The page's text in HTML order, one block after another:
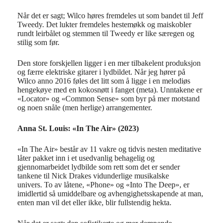
Når det er sagt; Wilco høres fremdeles ut som bandet til Jeff
Tweedy. Det lukter fremdeles hestemøkk og maiskobler
rundt leirbålet og stemmen til Tweedy er like særegen og
stilig som før.
Den store forskjellen ligger i en mer tilbakelent produksjon
og færre elektriske gitarer i lydbildet. Når jeg hører på
Wilco anno 2016 føles det litt som å ligge i en melodiøs
hengekøye med en kokosnøtt i fanget (meta). Unntakene er
«Locator» og «Common Sense» som byr på mer motstand
og noen snåle (men herlige) arrangementer.
Anna St. Louis: «In The Air» (2023)
«In The Air» består av 11 vakre og tidvis nesten meditative
låter pakket inn i et usedvanlig behagelig og
gjennomarbeidet lydbilde som rett som det er sender
tankene til Nick Drakes vidunderlige musikalske
univers. To av låtene, «Phone» og «Into The Deep», er
imidlertid så umiddelbare og avhengighetsskapende at man,
enten man vil det eller ikke, blir fullstendig hekta.